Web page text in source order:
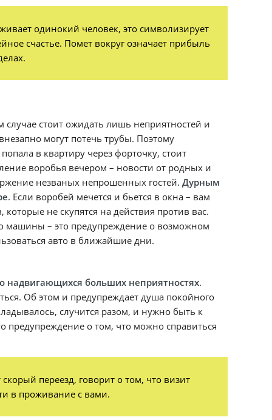
одинокий человек, это символизирует
счастье. Помет вокруг означает прибыль
случае стоит ожидать лишь неприятностей и
могут потечь трубы. Поэтому
в квартиру через форточку, стоит
воробья вечером – новости от родных и
незваных непрошенных гостей.Дурным
. Если воробей мечется и бьется в окна – вам
не скупятся на действия против вас.
машины – это предупреждение о возможном
авто в ближайшие дни.
надвигающихся больших неприятностях.
Об этом и предупреждает душа покойного
случится разом, и нужно быть к
предупреждение о том, что можно справиться
переезд, говорит о том, что визит
в проживание с вами.